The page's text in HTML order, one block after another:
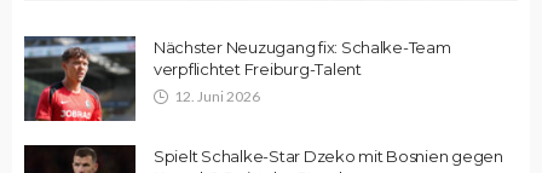
Nächster Neuzugang fix: Schalke-Team
verpflichtet Freiburg-Talent
12. Juni 2026
Spielt Schalke-Star Dzeko mit Bosnien gegen